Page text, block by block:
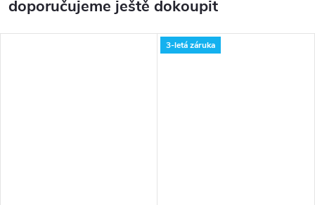
doporučujeme ještě dokoupit
3-letá záruka